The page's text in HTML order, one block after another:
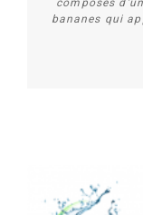
bananes qui